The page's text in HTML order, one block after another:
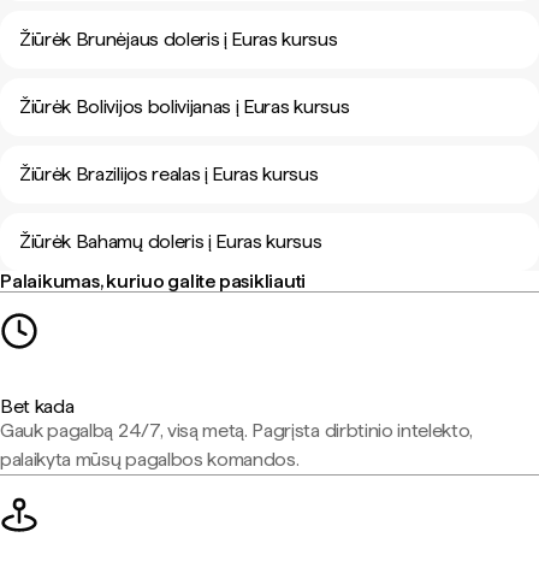
Žiūrėk Brunėjaus doleris į Euras kursus
Žiūrėk Bolivijos bolivijanas į Euras kursus
Žiūrėk Brazilijos realas į Euras kursus
Žiūrėk Bahamų doleris į Euras kursus
Palaikumas, kuriuo galite pasikliauti
Bet kada
Gauk pagalbą 24/7, visą metą. Pagrįsta dirbtinio intelekto,
palaikyta mūsų pagalbos komandos.